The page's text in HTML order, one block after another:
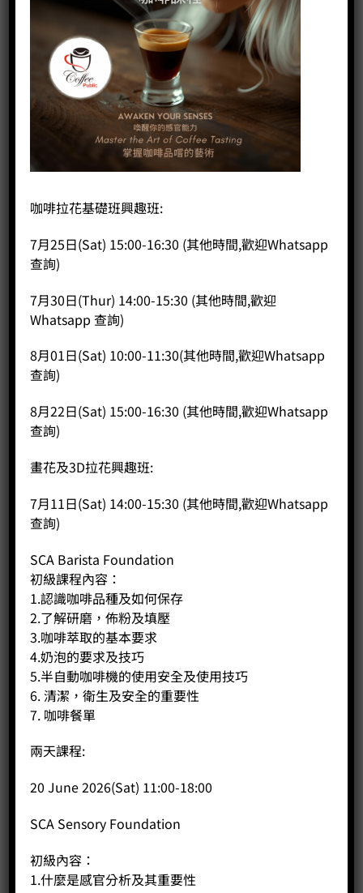
2025最新批次:
巴拿馬翡翠莊園（Hacienda La Esmeralda）在2025年巴拿馬最
佳咖啡競賽（Best of Panama, BOP）中創下了歷史紀錄。該莊
園不僅贏得了水洗藝伎組、日曬藝伎組和一般品種組的冠軍，
卓越性。獲獎的咖啡批次因其獨特的花香、柑橘風味和甜美口
歷史性成就
伎組、日曬藝伎組和一般品種組的冠軍，並獲得「最佳莊園冠
軍」的殊榮。
創下世界紀錄：其98分的洗滌藝伎（Geisha Washed）和97分
的日曬藝伎（Geisha Natural）分別創下了BOP競賽的歷史世界
紀錄。
Coffee Public 搜羅了綠標私藏藝伎日曬和水洗兩個批次，咖啡
迷不可不試！
S45 Panama La Esmeralda Estate Private Collection Geisha
巴拿馬 翡翠莊園 拉米約地塊 綠標私藏瑰夏 水洗
S46 Panama La Esmeralda Estate Private Collection Geisha
巴拿馬 翡翠莊園 坎納斯維迪斯地塊 綠標私藏藝伎 日曬
風味: 白蘭花, 荔枝, 鳳梨
#巴拿馬咖啡 #翡翠莊園 #藝伎咖啡 #最佳咖啡 #咖啡競賽
#CoffeePublic
Latest Batch of 2025:
Hacienda La Esmeralda set a historical record in the 2025
Best of Panama (BOP) competition. The estate not only won
general varieties categories, but also set world records for
excellence of its coffee quality. The award-winning coffee
flavors, and sweet profiles.
Historic Achievements
Four championship honors: In the 2025 BOP competition, La
Esmeralda won championships in the washed geisha, natural
咖啡拉花基礎班興趣班:
7月25日(Sat) 15:00-16:30 (其他時間,歡迎Whatsapp
查詢)
7月30日(Thur) 14:00-15:30 (其他時間,歡迎
Whatsapp 查詢)
8月01日(Sat) 10:00-11:30(其他時間,歡迎Whatsapp
查詢)
8月22日(Sat) 15:00-16:30 (其他時間,歡迎Whatsapp
查詢)
畫花及3D拉花興趣班:
7月11日(Sat) 14:00-15:30 (其他時間,歡迎Whatsapp
查詢)
SCA Barista Foundation
初級課程內容：
1.認識咖啡品種及如何保存
2.了解研磨，佈粉及填壓
3.咖啡萃取的基本要求
4.奶泡的要求及技巧
5.半自動咖啡機的使用安全及使用技巧
6. 清潔，衛生及安全的重要性
7. 咖啡餐單
兩天課程:
20 June 2026(Sat) 11:00-18:00
SCA Sensory Foundation
初級內容：
1.什麼是感官分析及其重要性